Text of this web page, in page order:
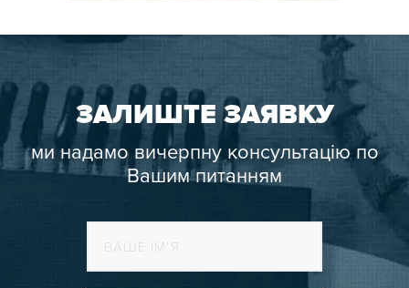
ЗАЛИШТЕ ЗАЯВКУ
ми надамо вичерпну консультацію по
Вашим питанням